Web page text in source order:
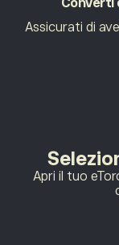
Converti
Assicurati di
Apri il tuo